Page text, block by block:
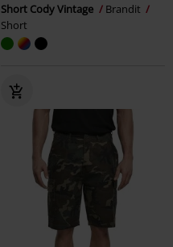
Short Cody Vintage
Brandit
Short